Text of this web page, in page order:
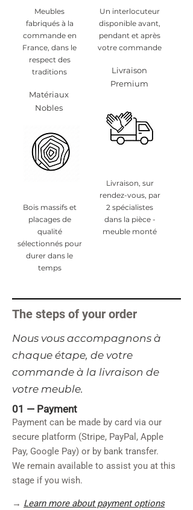
Meubles
fabriqués à la
commande en
France, dans le
respect des
traditions
Matériaux
Nobles
Bois massifs et
placages de
qualité
sélectionnés pour
durer dans le
temps
Un interlocuteur
disponible avant,
pendant et après
votre commande
Livraison
Premium
Livraison, sur
rendez-vous, par
2 spécialistes
dans la pièce -
meuble monté
The steps of your order
​Nous vous accompagnons à
chaque étape, de votre
commande à la livraison de
votre meuble.
01 — Payment
Payment can be made by card via our
secure platform (Stripe, PayPal, Apple
Pay, Google Pay) or by bank transfer.
We remain available to assist you at this
stage if you wish.
→ Learn more about payment options